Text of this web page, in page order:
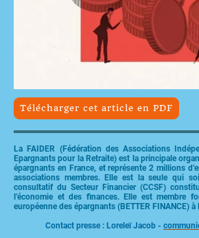
Télécharger cet article en PDF
La FAIDER (Fédération des Associations
Epargnants pour la Retraite) est la principale
épargnants en France, et représente 2 millions
associations membres. Elle est la seule qui
consultatif du Secteur Financier (CCSF)
l’économie et des finances. Elle est membre
européenne des épargnants (BETTER FINANCE) à
Contact presse : Loreleï Jacob -